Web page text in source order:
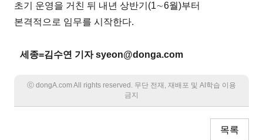
초기 운영을 거친 뒤 내년 상반기(1∼6월)부터
본격적으로 임무를 시작한다.
세종=김수연 기자 syeon@donga.com
ⓒ dongA.com All rights reserved. 무단 전재, 재배포 및 AI학습 이용
금지
목록